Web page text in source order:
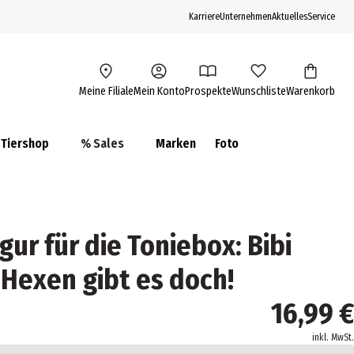
KarriereUnternehmenAktuellesService
Meine FilialeMein KontoProspekteWunschlisteWarenkorb
Tiershop % Sales Marken Foto
für die Toniebox: Bibi
gibt es doch!
16,99 €
inkl. MwSt.